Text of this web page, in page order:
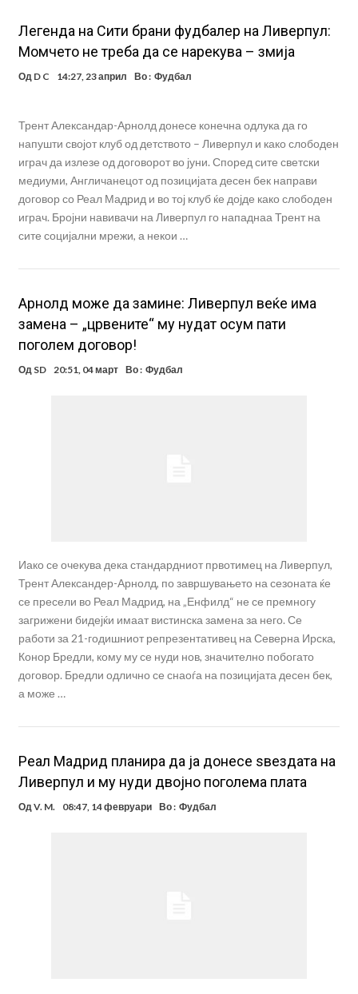
Легенда на Сити брани фудбалер на Ливерпул:
Момчето не треба да се нарекува – змија
Од D C 14:27, 23 април Во : Фудбал
Трент Александар-Арнолд донесе конечна одлука да го
напушти својот клуб од детството – Ливерпул и како слободен
играч да излезе од договорот во јуни. Според сите светски
медиуми, Англичанецот од позицијата десен бек направи
договор со Реал Мадрид и во тој клуб ќе дојде како слободен
играч. Бројни навивачи на Ливерпул го нападнаа Трент на
сите социјални мрежи, а некои …
Арнолд може да замине: Ливерпул веќе има
замена – „црвените“ му нудат осум пати
поголем договор!
Од SD 20:51, 04 март Во : Фудбал
Иако се очекува дека стандардниот првотимец на Ливерпул,
Трент Александер-Арнолд, по завршувањето на сезоната ќе
се пресели во Реал Мадрид, на „Енфилд“ не се премногу
загрижени бидејќи имаат вистинска замена за него. Се
работи за 21-годишниот репрезентативец на Северна Ирска,
Конор Бредли, кому му се нуди нов, значително побогато
договор. Бредли одлично се снаоѓа на позицијата десен бек,
а може …
Реал Мадрид планира да ја донесе ѕвездата на
Ливерпул и му нуди двојно поголема плата
ОдV. M. 08:47, 14 февруари Во : Фудбал